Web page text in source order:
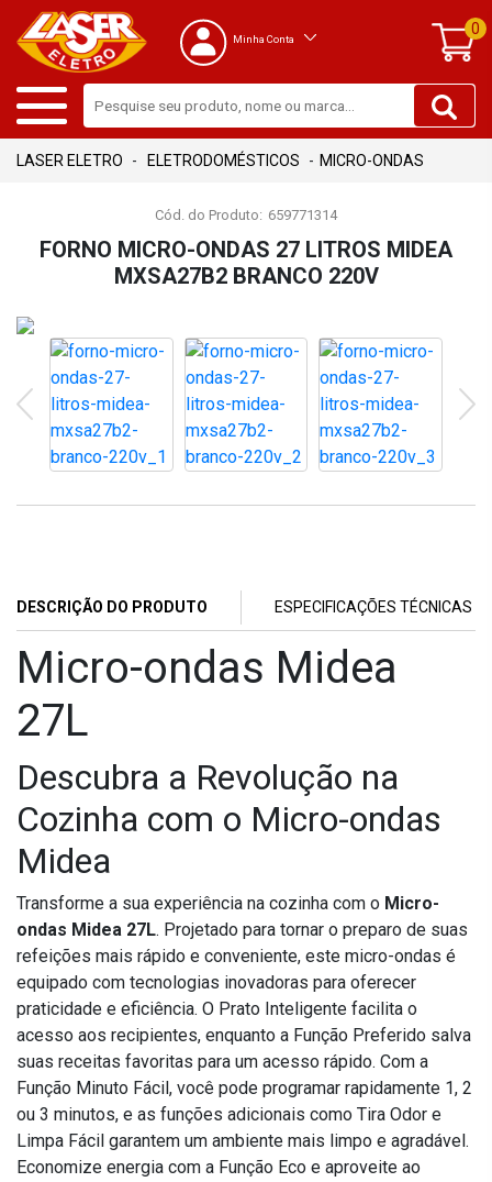
Minha Conta
0
ELETRODOMÉSTICOS MICRO-ONDAS
Cód. do Produto: 659771314
FORNO MICRO-ONDAS 27 LITROS MIDEA
MXSA27B2 BRANCO 220V
DESCRIÇÃO DO PRODUTO ESPECIFICAÇÕES TÉCNICAS
Micro-ondas Midea
27L
Descubra a Revolução na
Cozinha com o Micro-ondas
Midea
Transforme a sua experiência na cozinha com o Micro-
ondas Midea 27L. Projetado para tornar o preparo de suas
refeições mais rápido e conveniente, este micro-ondas é
equipado com tecnologias inovadoras para oferecer
praticidade e eficiência. O Prato Inteligente facilita o
acesso aos recipientes, enquanto a Função Preferido salva
suas receitas favoritas para um acesso rápido. Com a
Função Minuto Fácil, você pode programar rapidamente 1, 2
ou 3 minutos, e as funções adicionais como Tira Odor e
Limpa Fácil garantem um ambiente mais limpo e agradável.
Economize energia com a Função Eco e aproveite ao